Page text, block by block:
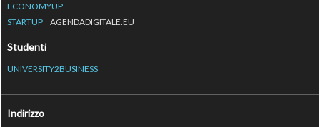
ECONOMYUP
STARTUP
AGENDADIGITALE.EU
Studenti
UNIVERSITY2BUSINESS
Indirizzo